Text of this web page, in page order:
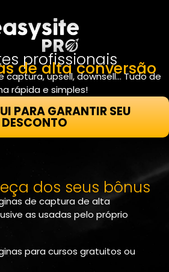
profissionais
de alta conversão
captura, upsell, downsell… Tudo de
rápida e simples!
PARA GARANTIR SEU
DESCONTO
dos seus bônus
de captura de alta
as usadas pelo próprio
para cursos gratuitos ou